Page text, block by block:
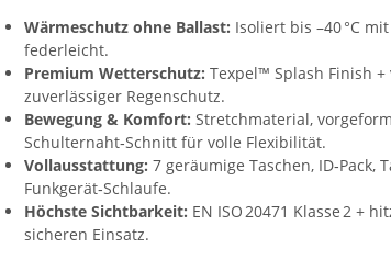
Wärmeschutz ohne Ballast: Isoliert bis –40 °C
federleicht.
Premium Wetterschutz: Texpel™ Splash Finish
zuverlässiger Regenschutz.
Bewegung & Komfort: Stretchmaterial,
Schulternaht‑Schnitt für volle Flexibilität.
Vollausstattung: 7 geräumige Taschen, ID‑Pack,
Funkgerät‑Schlaufe.
Höchste Sichtbarkeit: EN ISO 20471 Klasse 2 +
sicheren Einsatz.